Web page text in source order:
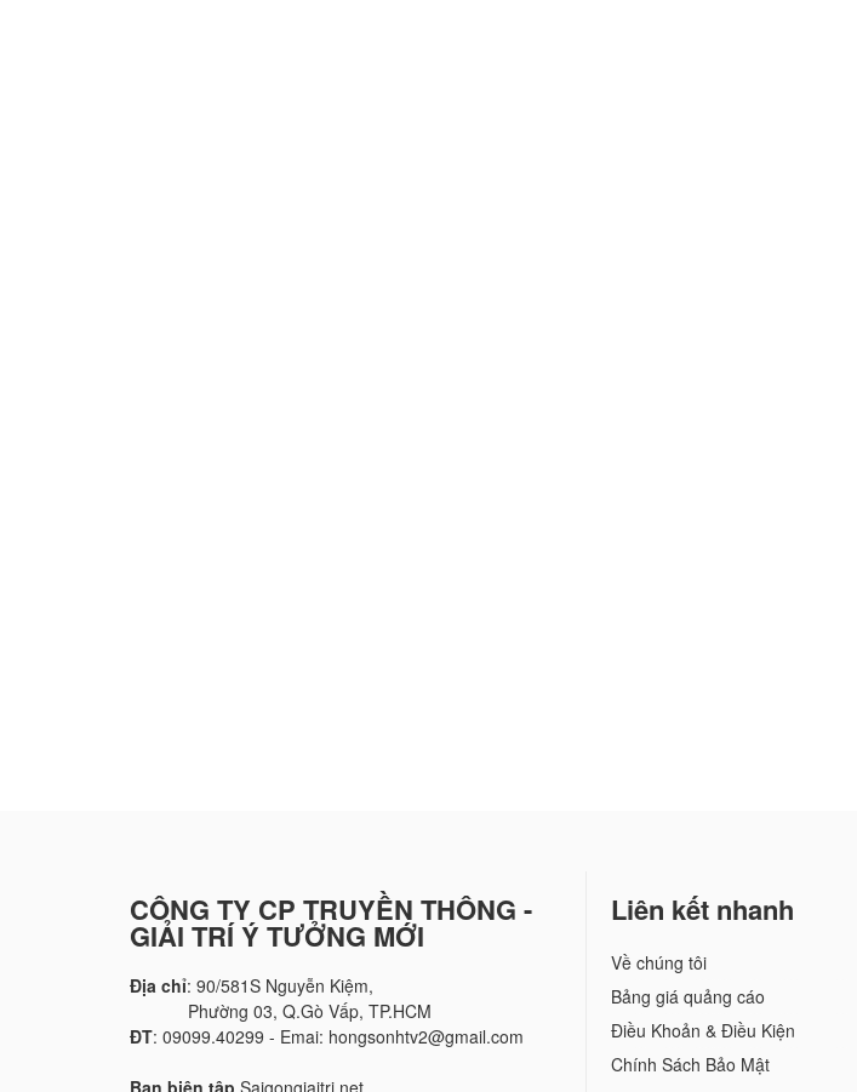
CÔNG TY CP TRUYỀN THÔNG -
GIẢI TRÍ Ý TƯỞNG MỚI
Địa chỉ: 90/581S Nguyễn Kiệm,
Phường 03, Q.Gò Vấp, TP.HCM
ĐT: 09099.40299 - Emai: hongsonhtv2@gmail.com
Liên kết nhanh
Về chúng tôi
Bảng giá quảng cáo
Điều Khoản & Điều Kiện
Chính Sách Bảo Mật